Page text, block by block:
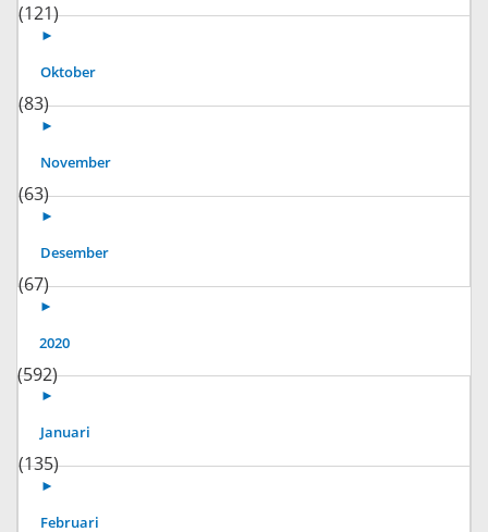
(121)
►
Oktober
(83)
►
November
(63)
►
Desember
(67)
►
2020
(592)
►
Januari
(135)
►
Februari